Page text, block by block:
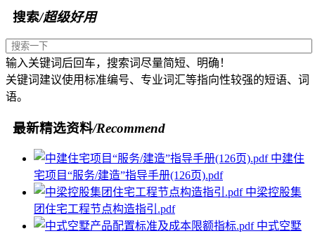
搜索/超级好用
输入关键词后回车，搜索词尽量简短、明确！
关键词建议使用标准编号、专业词汇等指向性较强的短语、词
语。
最新精选资料/Recommend
中建住
宅项目“服务/建造”指导手册(126页).pdf
中梁控股集
团住宅工程节点构造指引.pdf
中式空墅